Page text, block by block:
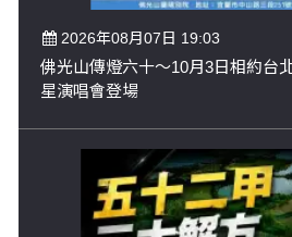
2026年08月07日 19:03
佛光山傳燈六十～10月3日相約
星演唱會登場